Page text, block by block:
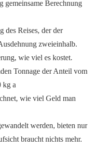
gemeinsame Berechnung
des Reises, der der
zweieinhalb.
wie viel es kostet.
Tonnage der Anteil vom
kg a
wie viel Geld man
werden, bieten nur
braucht nichts mehr.